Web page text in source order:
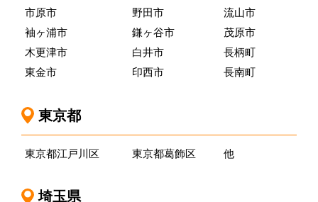
市原市
袖ヶ浦市
木更津市
東金市
野田市
鎌ヶ谷市
白井市
印西市
流山市
茂原市
長柄町
長南町
東京都
東京都江戸川区 東京都葛飾区 他
埼玉県